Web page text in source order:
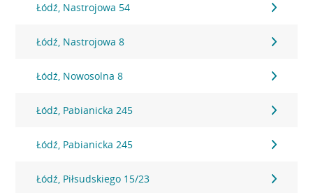
Łódź, Nastrojowa 54
Łódź, Nastrojowa 8
Łódź, Nowosolna 8
Łódź, Pabianicka 245
Łódź, Pabianicka 245
Łódź, Piłsudskiego 15/23